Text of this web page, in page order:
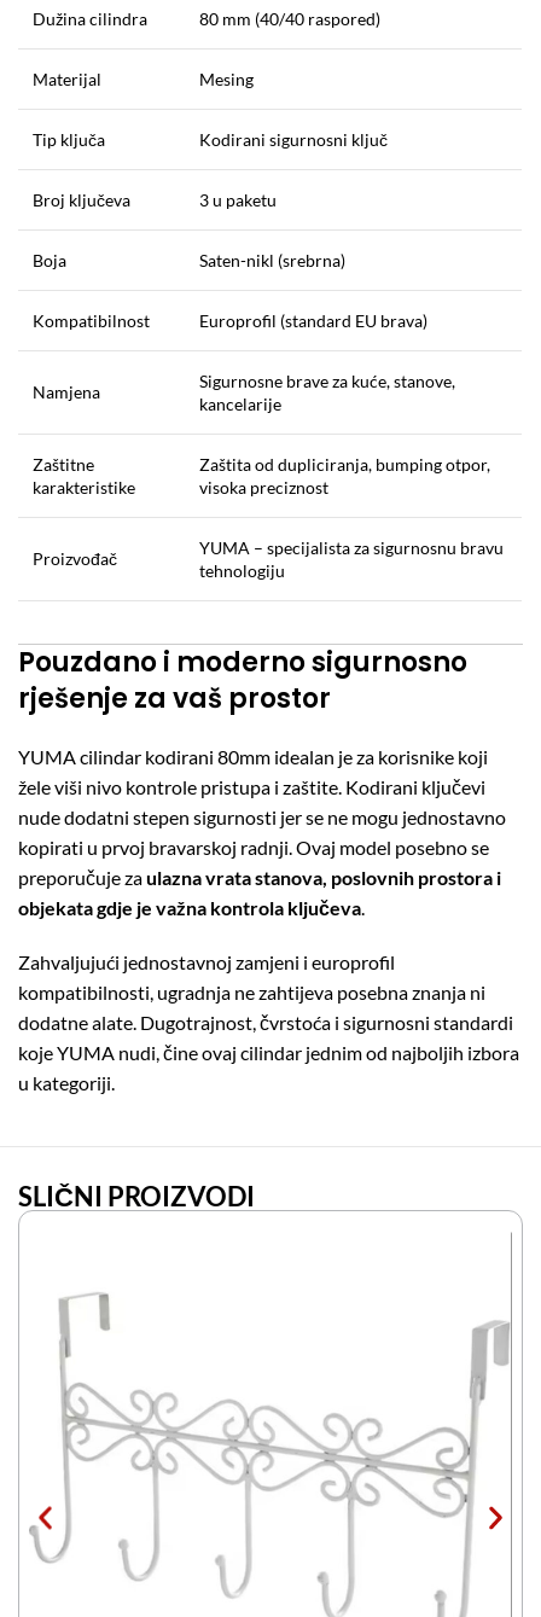
Dužina cilindra 80 mm (40/40 raspored)
Materijal Mesing
Tip ključa Kodirani sigurnosni ključ
Broj ključeva 3 u paketu
Boja Saten-nikl (srebrna)
Kompatibilnost Europrofil (standard EU brava)
Namjena
Sigurnosne brave za kuće, stanove,
kancelarije
Zaštitne
karakteristike
Zaštita od dupliciranja, bumping otpor,
visoka preciznost
Proizvođač
YUMA – specijalista za sigurnosnu bravu
tehnologiju
Pouzdano i moderno sigurnosno
rješenje za vaš prostor
YUMA cilindar kodirani 80mm idealan je za korisnike koji
žele viši nivo kontrole pristupa i zaštite. Kodirani ključevi
nude dodatni stepen sigurnosti jer se ne mogu jednostavno
kopirati u prvoj bravarskoj radnji. Ovaj model posebno se
preporučuje zaulazna vrata stanova, poslovnih prostora i
objekata gdje je važna kontrola ključeva.
Zahvaljujući jednostavnoj zamjeni i europrofil
kompatibilnosti, ugradnja ne zahtijeva posebna znanja ni
dodatne alate. Dugotrajnost, čvrstoća i sigurnosni standardi
koje YUMA nudi, čine ovaj cilindar jednim od najboljih izbora
u kategoriji.
SLIČNI PROIZVODI